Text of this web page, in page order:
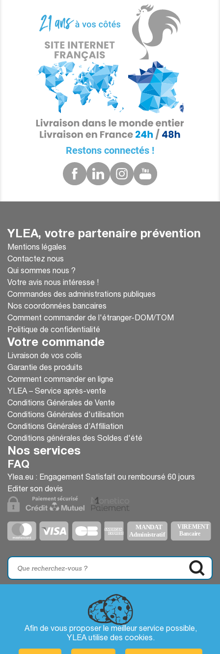
Afin de vous proposer le meilleur service possible,
YLEA utilise des cookies.
Restons connectés !
YLEA, votre partenaire prévention
Mentions légales
Contactez nous
Qui sommes nous ?
Votre avis nous intéresse !
Commandes des administrations publiques
Nos coordonnées bancaires
Comment commander de l'étranger-DOM/TOM
Politique de confidentialité
Votre commande
Livraison de vos colis
Garantie des produits
Comment commander en ligne
YLEA – Service après-vente
Conditions Générales de Vente
Conditions Générales d'utilisation
Conditions Générales d’Affiliation
Conditions générales des Soldes d'été
Nos services
FAQ
Ylea.eu : Engagement Satisfait ou remboursé 60 jours
Editer son devis